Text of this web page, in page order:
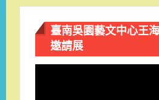
臺南吳園藝文中心王
邀請展